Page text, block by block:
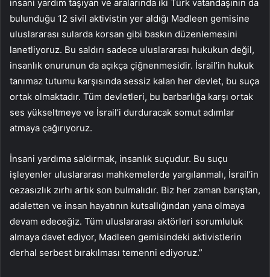
insani yardım taşıyan ve aralarında iki Türk vatandaşının da
bulunduğu 12 sivil aktivistin yer aldığı Madleen gemisine
uluslararası sularda korsan gibi baskın düzenlemesini
lanetliyoruz. Bu saldırı sadece uluslararası hukukun değil,
insanlık onurunun da açıkça çiğnenmesidir. İsrail’in hukuk
tanımaz tutumu karşısında sessiz kalan her devlet, bu suça
ortak olmaktadır. Tüm devletleri, bu barbarlığa karşı ortak
ses yükseltmeye ve İsrail’i durduracak somut adımlar
atmaya çağırıyoruz.
İnsani yardıma saldırmak, insanlık suçudur. Bu suçu
işleyenler uluslararası mahkemelerde yargılanmalı, İsrail’in
cezasızlık zırhı artık son bulmalıdır. Biz her zaman barıştan,
adaletten ve insan hayatının kutsallığından yana olmaya
devam edeceğiz. Tüm uluslararası aktörleri sorumluluk
almaya davet ediyor, Madleen gemisindeki aktivistlerin
derhal serbest bırakılması temenni ediyoruz.”